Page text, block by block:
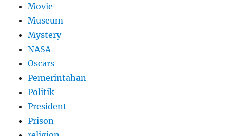
Movie
Museum
Mystery
NASA
Oscars
Pemerintahan
Politik
President
Prison